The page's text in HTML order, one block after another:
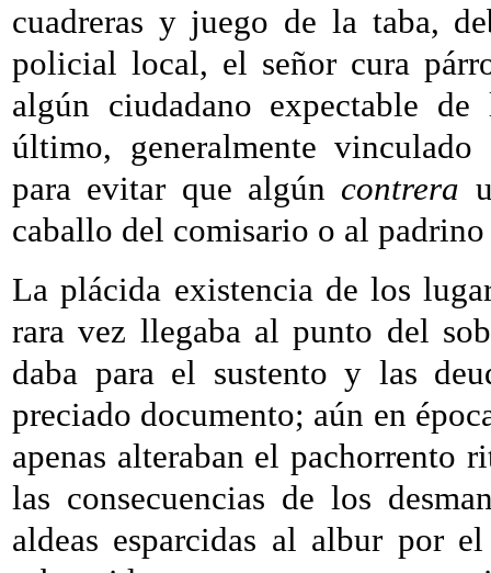
cuadreras y juego de la taba,
policial local, el señor cura
algún ciudadano expectable
último, generalmente
para evitar que algún contrera
caballo del comisario o al
La plácida existencia de los
rara vez llegaba al punto del
daba para el sustento y las
preciado documento; aún en
apenas alteraban el pachorrento
las consecuencias de los
aldeas esparcidas al albur por